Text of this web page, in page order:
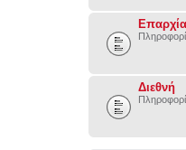
Επαρχία
Διεθνή